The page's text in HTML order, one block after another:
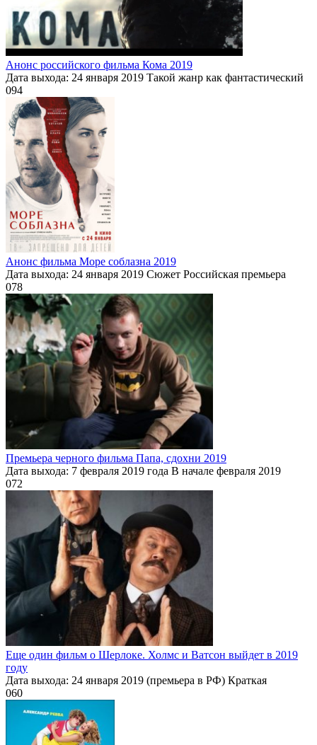
Анонс российского фильма Кома 2019
Дата выхода: 24 января 2019 Такой жанр как фантастический
094
Анонс фильма Море соблазна 2019
Дата выхода: 24 января 2019 Сюжет Российская премьера
078
Премьера черного фильма Папа, сдохни 2019
Дата выхода: 7 февраля 2019 года В начале февраля 2019
072
Еще один фильм о Шерлоке. Холмс и Ватсон выйдет в 2019
году
Дата выхода: 24 января 2019 (премьера в РФ) Краткая
060